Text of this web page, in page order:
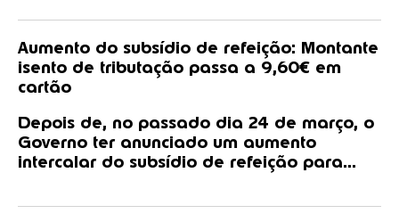
Aumento do subsídio de refeição: Montante
isento de tributação passa a 9,60€ em
cartão
Depois de, no passado dia 24 de março, o
Governo ter anunciado um aumento
intercalar do subsídio de refeição para...